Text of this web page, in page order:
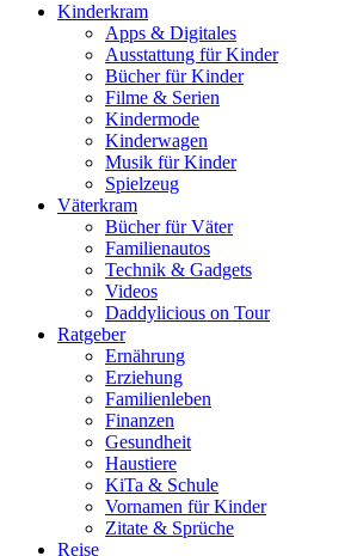
Kinderkram
Apps & Digitales
Ausstattung für Kinder
Bücher für Kinder
Filme & Serien
Kindermode
Kinderwagen
Musik für Kinder
Spielzeug
Väterkram
Bücher für Väter
Familienautos
Technik & Gadgets
Videos
Daddylicious on Tour
Ratgeber
Ernährung
Erziehung
Familienleben
Finanzen
Gesundheit
Haustiere
KiTa & Schule
Vornamen für Kinder
Zitate & Sprüche
Reise